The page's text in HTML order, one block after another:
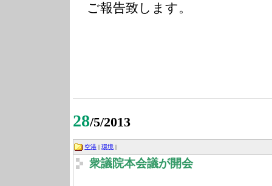
ご報告致します。
28/5/2013
空港 | 環境 |
衆議院本会議が開会